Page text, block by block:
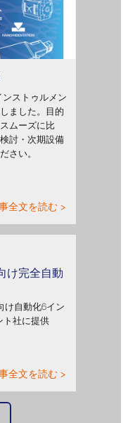
ストゥルメン
ました。目的
ムーズに比
討・次期設備
さい。
全文を読む >
け完全自動
け自動化6イン
ト社に提供
全文を読む >